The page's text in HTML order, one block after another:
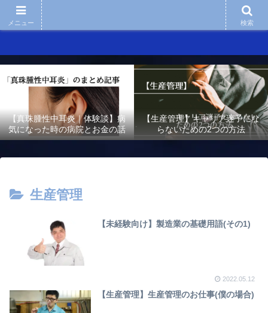
【真珠腫性中耳炎｜体験談】病
気になった時の病院とお金の話
【生産管理】キャリア迷子にな
らないための2つの方法
生産管理
【未経験向け】製造業の基礎用語(その1)
2022.05.12
【生産管理】生産管理のお仕事(僕の場合)
メニュー 検索